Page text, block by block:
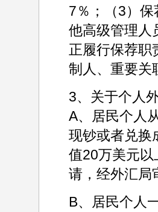
7％；（3）
他高级管理人
正履行保荐职
制人、重要关
3、关于个人
A、居民个人
现钞或者兑换
值20万美元
请，经外汇局
B、居民个人